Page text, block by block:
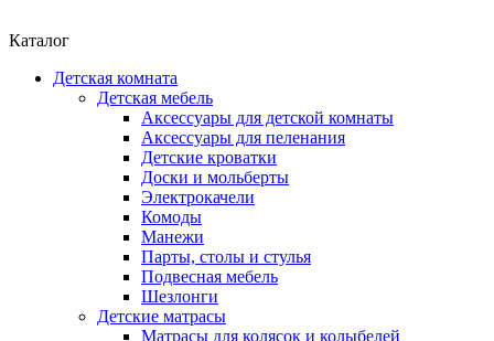
Каталог
Детская комната
Детская мебель
Аксессуары для детской комнаты
Аксессуары для пеленания
Детские кроватки
Доски и мольберты
Электрокачели
Комоды
Манежи
Парты, столы и стулья
Подвесная мебель
Шезлонги
Детские матрасы
Матрасы для колясок и колыбелей